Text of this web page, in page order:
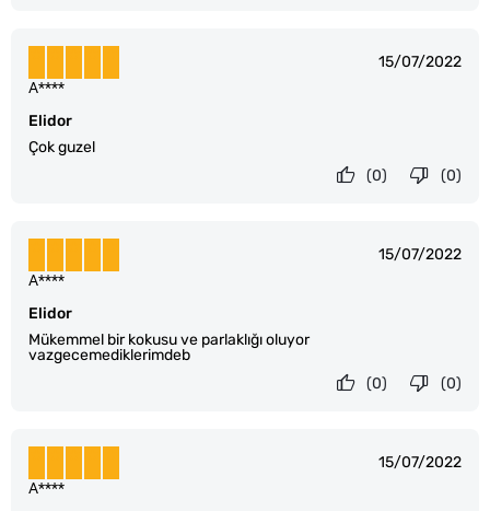
15/07/2022
Elidor
Çok guzel
A****
(0)
(0)
15/07/2022
Elidor
Mükemmel bir kokusu ve parlaklığı oluyor
vazgecemediklerimdeb
A****
(0)
(0)
15/07/2022
A****